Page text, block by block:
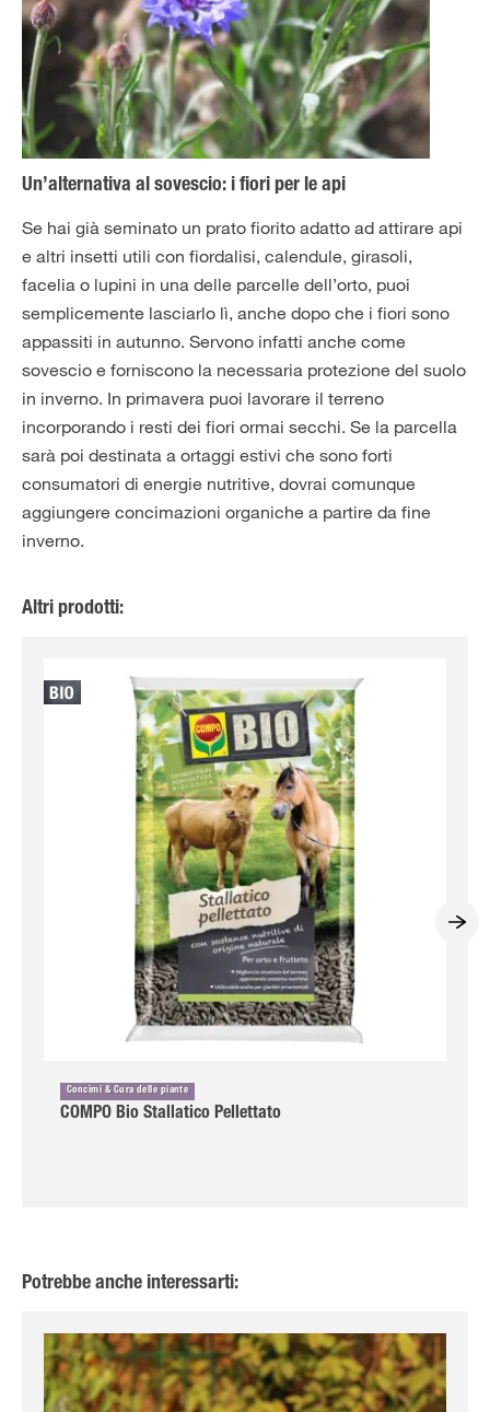
Un’alternativa al sovescio: i fiori per le api
Se hai già seminato un prato fiorito adatto ad attirare api
e altri insetti utili con fiordalisi, calendule, girasoli,
facelia o lupini in una delle parcelle dell’orto, puoi
semplicemente lasciarlo lì, anche dopo che i fiori sono
appassiti in autunno. Servono infatti anche come
sovescio e forniscono la necessaria protezione del suolo
in inverno. In primavera puoi lavorare il terreno
incorporando i resti dei fiori ormai secchi. Se la parcella
sarà poi destinata a ortaggi estivi che sono forti
consumatori di energie nutritive, dovrai comunque
aggiungere concimazioni organiche a partire da fine
inverno.
Altri prodotti:
Concimi & Cura delle piante
COMPO Bio Stallatico Pellettato
Potrebbe anche interessarti: